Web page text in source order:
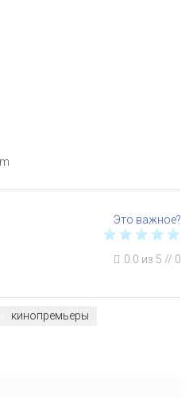
0.0 из 5 // 0
кинопремьеры